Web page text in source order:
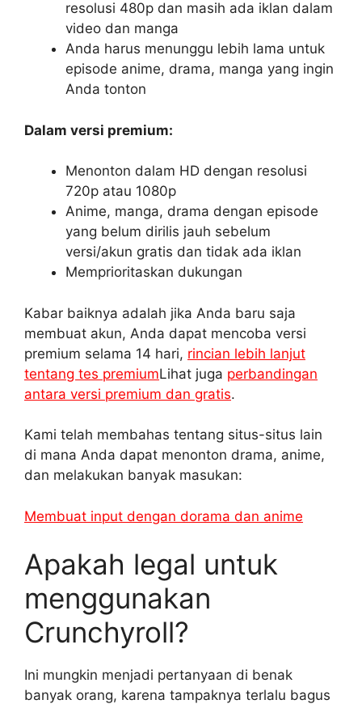
resolusi 480p dan masih ada iklan dalam
video dan manga
Anda harus menunggu lebih lama untuk
episode anime, drama, manga yang ingin
Anda tonton
Dalam versi premium:
Menonton dalam HD dengan resolusi
720p atau 1080p
Anime, manga, drama dengan episode
yang belum dirilis jauh sebelum
versi/akun gratis dan tidak ada iklan
Memprioritaskan dukungan
Kabar baiknya adalah jika Anda baru saja
membuat akun, Anda dapat mencoba versi
premium selama 14 hari, rincian lebih lanjut
tentang tes premiumLihat juga perbandingan
antara versi premium dan gratis.
Kami telah membahas tentang situs-situs lain
di mana Anda dapat menonton drama, anime,
dan melakukan banyak masukan:
Membuat input dengan dorama dan anime
Apakah legal untuk
menggunakan
Crunchyroll?
Ini mungkin menjadi pertanyaan di benak
banyak orang, karena tampaknya terlalu bagus